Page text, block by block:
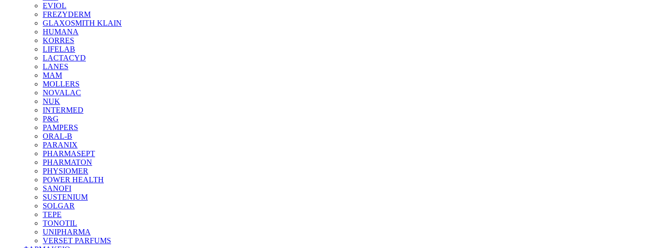
EVIOL
FREZYDERM
GLAXOSMITH KLAIN
HUMANA
KORRES
LIFELAB
LACTACYD
LANES
MAM
MOLLERS
NOVALAC
NUK
INTERMED
P&G
PAMPERS
ORAL-B
PARANIX
PHARMASEPT
PHARMATON
PHYSIOMER
POWER HEALTH
SANOFI
SUSTENIUM
SOLGAR
TEPE
TONOTIL
UNIPHARMA
VERSET PARFUMS